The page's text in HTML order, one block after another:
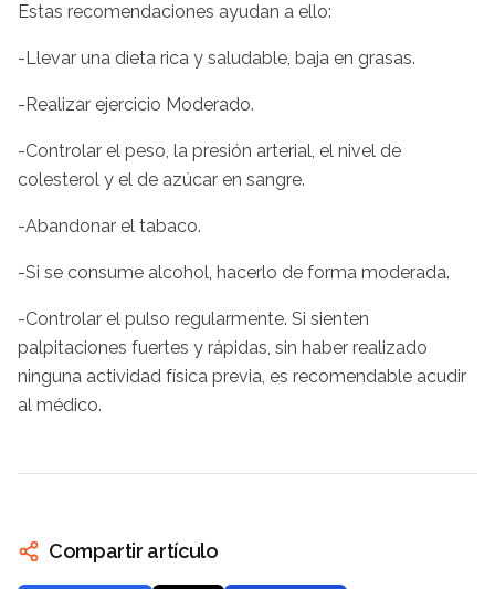
Estas recomendaciones ayudan a ello:
-Llevar una dieta rica y saludable, baja en grasas.
-Realizar ejercicio Moderado.
-Controlar el peso, la presión arterial, el nivel de
colesterol y el de azúcar en sangre.
-Abandonar el tabaco.
-Si se consume alcohol, hacerlo de forma moderada.
-Controlar el pulso regularmente. Si sienten
palpitaciones fuertes y rápidas, sin haber realizado
ninguna actividad física previa, es recomendable acudir
al médico.
Compartir artículo